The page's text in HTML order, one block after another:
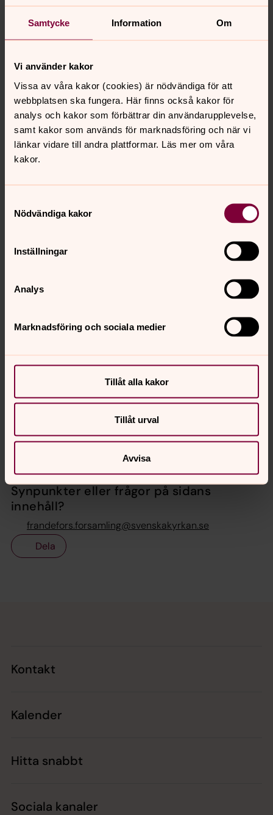
Samtycke Information Om
Vi använder kakor
Vissa av våra kakor (cookies) är nödvändiga för att
webbplatsen ska fungera. Här finns också kakor för
analys och kakor som förbättrar din användarupplevelse,
samt kakor som används för marknadsföring och när vi
länkar vidare till andra plattformar. Läs mer om våra
kakor.
Nödvändiga kakor
Inställningar
Analys
Marknadsföring och sociala medier
Tillåt alla kakor
Tillåt urval
Avvisa
Om du är med i en av våra
vuxengrupper
Om du är medlem i Svenska kyrkan
Om du tar emot nyhetsbrev från
oss
Om du skickar e-post till oss
Om du finns med på bild- eller
filmmaterial
Om du bokar en av våra lokaler
sociala medier
Om du använder Swish för
betalning hos oss
Senast ändrad 10 januari 2022
Synpunkter eller frågor på sidans
innehåll?
frandefors.forsamling@svenskakyrkan.se
Dela
Kontakt
Kalender
Hitta snabbt
Sociala kanaler